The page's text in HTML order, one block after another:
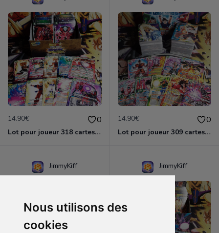
Nous utilisons des
cookies
14.90€ 0
Lot pour joueur 318 cartes C-UC BT13 Supreme Rivalry / Dragon Ball Super Card Game
14.90€ 0
Lot pour joueur 309 cartes C-UC BT14 Cross Spirit / Dragon Ball Super Card Game
JimmyKiff JimmyKiff